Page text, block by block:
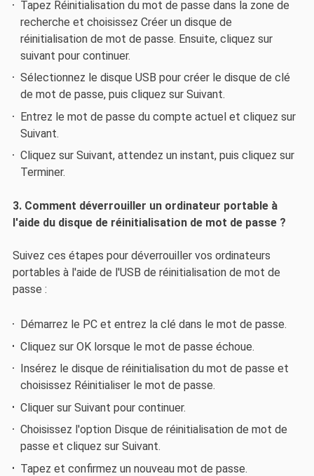
Tapez Réinitialisation du mot de passe dans la zone de
recherche et choisissez Créer un disque de
réinitialisation de mot de passe. Ensuite, cliquez sur
suivant pour continuer.
Sélectionnez le disque USB pour créer le disque de clé
de mot de passe, puis cliquez sur Suivant.
Entrez le mot de passe du compte actuel et cliquez sur
Suivant.
Cliquez sur Suivant, attendez un instant, puis cliquez sur
Terminer.
3. Comment déverrouiller un ordinateur portable à
l'aide du disque de réinitialisation de mot de passe ?
Suivez ces étapes pour déverrouiller vos ordinateurs
portables à l'aide de l'USB de réinitialisation de mot de
passe :
Démarrez le PC et entrez la clé dans le mot de passe.
Cliquez sur OK lorsque le mot de passe échoue.
Insérez le disque de réinitialisation du mot de passe et
choisissez Réinitialiser le mot de passe.
Cliquer sur Suivant pour continuer.
Choisissez l'option Disque de réinitialisation de mot de
passe et cliquez sur Suivant.
Tapez et confirmez un nouveau mot de passe.